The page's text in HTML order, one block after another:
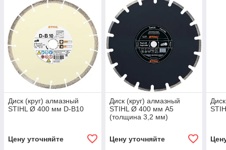
Диск (круг) алмазный
STIHL Ø 400 мм D-B10
Цену уточняйте
Диск (круг) алмазный
STIHL Ø 400 мм А5
(толщина 3,2 мм)
Цену уточняйте